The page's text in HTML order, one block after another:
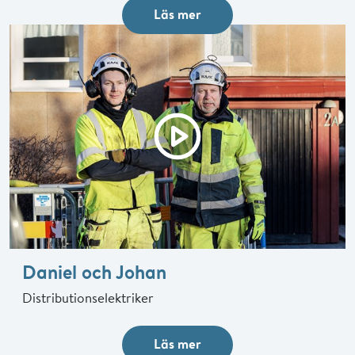
Vi tror på en jämställd arbetsplats med mångfald.
Personer med olika synsätt och erfarenheter utvecklar
vår verksamhet och driver den framåt - styrkan i våra
olikheter skapar framgång. Delar du våra värderingar? Vi
ser fram emot din ansökan!
Läs mer
Daniel och Johan
Distributionselektriker
Läs mer